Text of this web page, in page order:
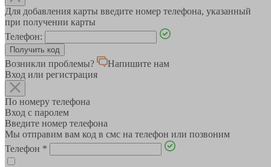
Для добавления карты введите номер телефона, указанный
при получении карты
Телефон:
Возникли проблемы?
Напишите нам
Вход или регистрация
По номеру телефона
Вход с паролем
Введите номер телефона
Мы отправим вам код в смс на телефон или позвоним
Телефон *